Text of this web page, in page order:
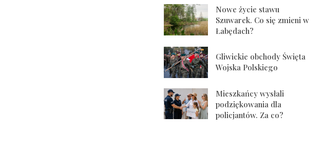
Nowe życie stawu
Szuwarek. Co się zmieni w
Łabędach?
Gliwickie obchody Święta
Wojska Polskiego
Mieszkańcy wysłali
podziękowania dla
policjantów. Za co?